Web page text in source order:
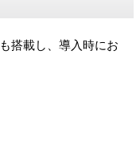
搭載し、導入時にお